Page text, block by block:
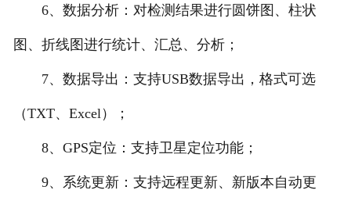
6、数据分析：对检测结果进行圆饼图、柱状
图、折线图进行统计、汇总、分析；
7、数据导出：支持USB数据导出，格式可选
（TXT、Excel）；
8、GPS定位：支持卫星定位功能；
9、系统更新：支持远程更新、新版本自动更